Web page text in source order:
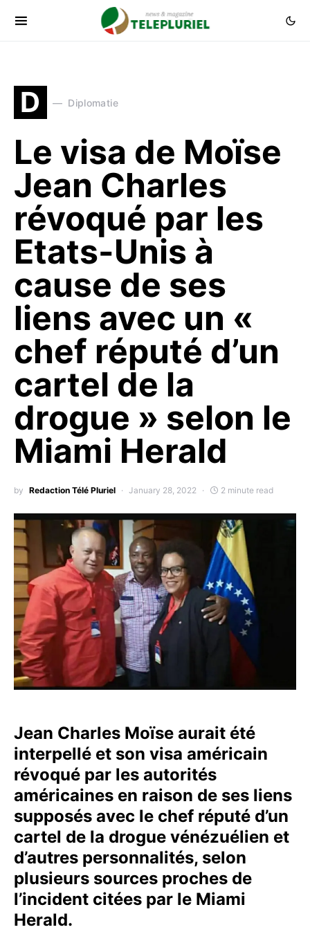
D Diplomatie
Le visa de Moïse
Jean Charles
révoqué par les
Etats-Unis à
cause de ses
liens avec un «
chef réputé d’un
cartel de la
drogue » selon le
Miami Herald
by Redaction Télé Pluriel January 28, 2022 2 minute read
Jean Charles Moïse aurait été
interpellé et son visa américain
révoqué par les autorités
américaines en raison de ses liens
supposés avec le chef réputé d’un
cartel de la drogue vénézuélien et
d’autres personnalités, selon
plusieurs sources proches de
l’incident citées par le Miami
Herald.